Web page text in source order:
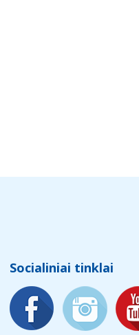
Socialiniai tinklai